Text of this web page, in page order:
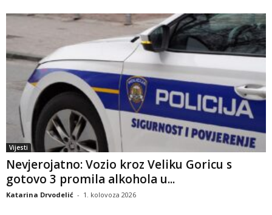
Vijesti
Nevjerojatno: Vozio kroz Veliku Goricu s
gotovo 3 promila alkohola u...
Katarina Drvodelić - 1. kolovoza 2026